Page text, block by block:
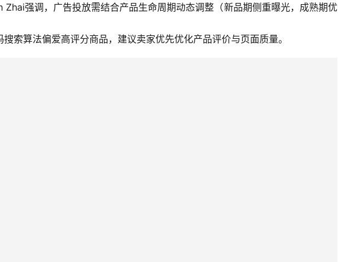
Zhai强调，广告投放需结合产品生命周期动态调整（新品期侧重曝光，成熟期优
索算法偏爱高评分商品，建议卖家优先优化产品评价与页面质量。